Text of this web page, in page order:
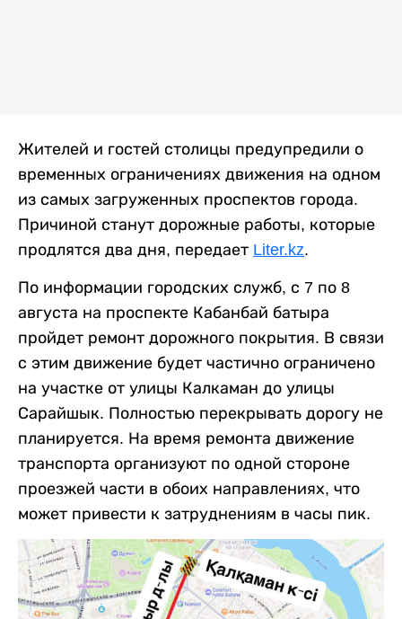
Жителей и гостей столицы предупредили о
временных ограничениях движения на одном
из самых загруженных проспектов города.
Причиной станут дорожные работы, которые
продлятся два дня, передает Liter.kz.
По информации городских служб, с 7 по 8
августа на проспекте Кабанбай батыра
пройдет ремонт дорожного покрытия. В связи
с этим движение будет частично ограничено
на участке от улицы Калкаман до улицы
Сарайшык. Полностью перекрывать дорогу не
планируется. На время ремонта движение
транспорта организуют по одной стороне
проезжей части в обоих направлениях, что
может привести к затруднениям в часы пик.